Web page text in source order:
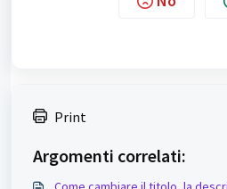
Print
Argomenti correlati: